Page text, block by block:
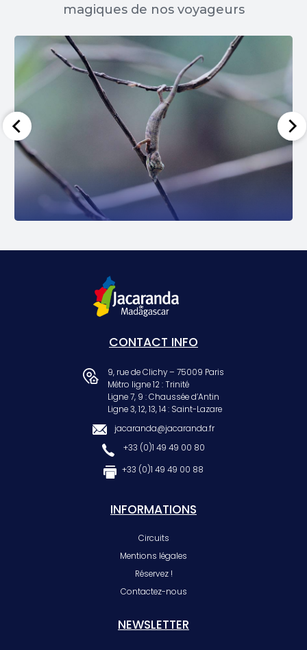
magiques de nos voyageurs
CONTACT INFO
9, rue de Clichy – 75009 Paris
Métro ligne 12 : Trinité
Ligne 7, 9 : Chaussée d’Antin
Ligne 3, 12, 13, 14 : Saint-Lazare
jacaranda@jacaranda.fr
+33 (0)1 49 49 00 80
+33 (0)1 49 49 00 88
INFORMATIONS
Circuits
Mentions légales
Réservez !
Contactez-nous
NEWSLETTER